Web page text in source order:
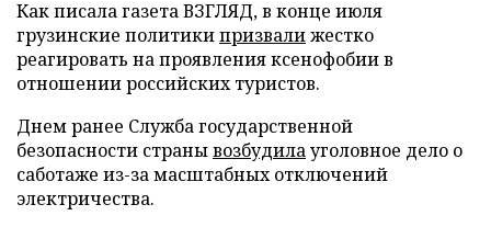
Как писала газета ВЗГЛЯД, в конце июля
грузинские политикипризвалижестко
реагировать на проявления ксенофобии в
отношении российских туристов.
Днем ранее Служба государственной
безопасности странывозбудилауголовное дело о
саботаже из-за масштабных отключений
электричества.